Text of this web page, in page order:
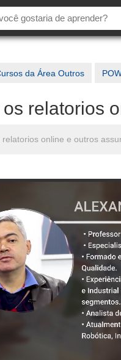
da Área Outros
relatorios
online e outros